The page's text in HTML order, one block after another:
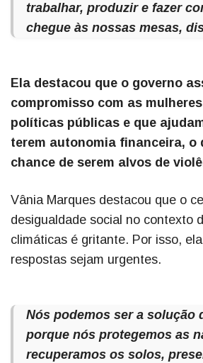
trabalhar, produzir e fazer
chegue às nossas mesas,
Ela destacou que o governo
compromisso com as
políticas públicas e que
terem autonomia financeira, o
chance de serem alvos de
Vânia Marques destacou que o
desigualdade social no contexto
climáticas é gritante. Por isso,
respostas sejam urgentes.
Nós podemos ser a solução
porque nós protegemos as
recuperamos os solos,